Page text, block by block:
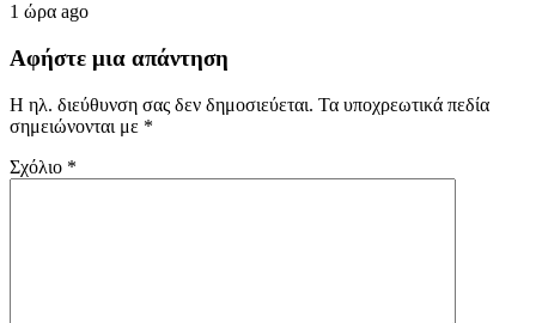
1 ώρα ago
Αφήστε μια απάντηση
Η ηλ. διεύθυνση σας δεν δημοσιεύεται. Τα υποχρεωτικά πεδία
σημειώνονται με *
Σχόλιο *